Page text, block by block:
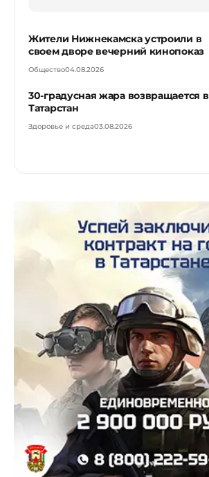
Жители Нижнекамска устроили в
своем дворе вечерний кинопоказ
Общество04.08.2026
30-градусная жара возвращается в
Татарстан
Здоровье и среда03.08.2026